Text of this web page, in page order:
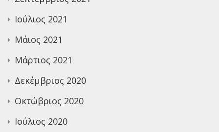
Ιούλιος 2021
Μάιος 2021
Μάρτιος 2021
Δεκέμβριος 2020
Οκτώβριος 2020
Ιούλιος 2020